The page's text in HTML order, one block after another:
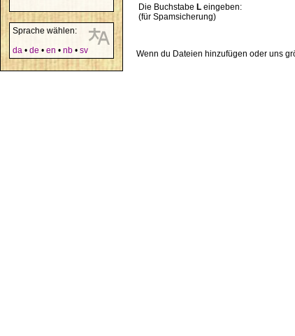
Sprache wählen:
da • de • en • nb • sv
Die Buchstabe L eingeben:
(für Spamsicherung)
Wenn du Dateien hinzufügen oder uns